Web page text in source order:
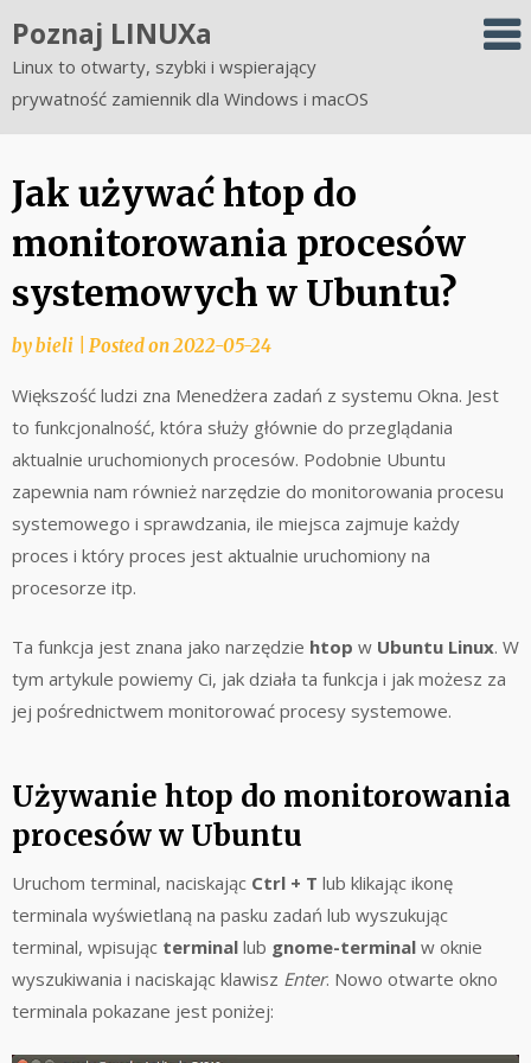
to
content
Poznaj LINUXa
Linux to otwarty, szybki i wspierający
prywatność zamiennik dla Windows i macOS
Jak używać htop do
monitorowania procesów
systemowych w Ubuntu?
bybieli Posted on2022-05-24
Większość ludzi zna Menedżera zadań z systemu Okna. Jest
to funkcjonalność, która służy głównie do przeglądania
aktualnie uruchomionych procesów. Podobnie Ubuntu
zapewnia nam również narzędzie do monitorowania procesu
systemowego i sprawdzania, ile miejsca zajmuje każdy
proces i który proces jest aktualnie uruchomiony na
procesorze itp.
Ta funkcja jest znana jako narzędzie htop w Ubuntu Linux. W
tym artykule powiemy Ci, jak działa ta funkcja i jak możesz za
jej pośrednictwem monitorować procesy systemowe.
Używanie htop do monitorowania
procesów w Ubuntu
Uruchom terminal, naciskając Ctrl + T lub klikając ikonę
terminala wyświetlaną na pasku zadań lub wyszukując
terminal, wpisując terminal lub gnome-terminal w oknie
wyszukiwania i naciskając klawisz Enter. Nowo otwarte okno
terminala pokazane jest poniżej: